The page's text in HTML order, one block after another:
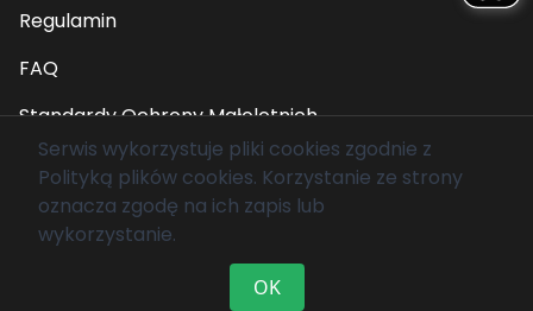
Regulamin
FAQ
Standardy Ochrony Małoletnich
© 2026 Fundacja Mam Marzenie. Wszelkie prawa
zastrzeżone.
Serwis wykorzystuje pliki cookies zgodnie z
Polityką plików cookies. Korzystanie ze strony
oznacza zgodę na ich zapis lub
wykorzystanie.
OK